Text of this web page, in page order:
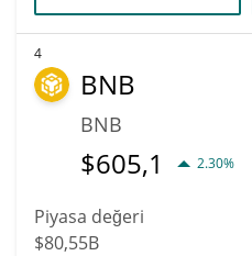
4
BNB
BNB
$605,1 2.30%
Piyasa değeri
$80,55B